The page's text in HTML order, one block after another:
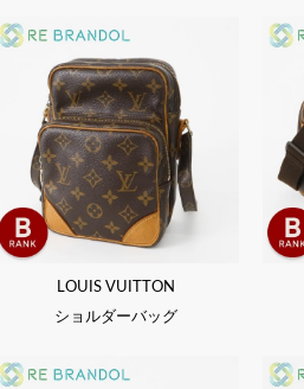
LOUIS VUITTON
ショルダーバッグ